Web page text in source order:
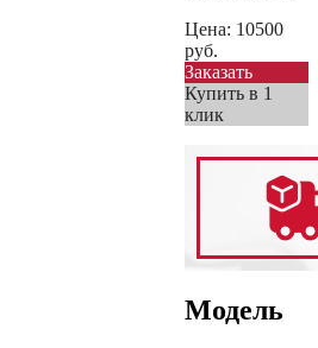
Цена: 10500
руб.
Заказать
Купить в 1
клик
Модель